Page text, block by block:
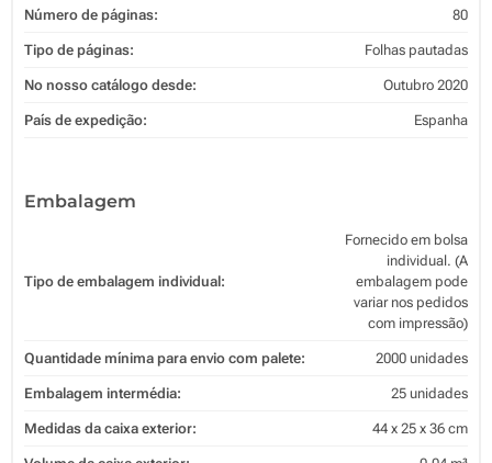
Número de páginas: 80
Tipo de páginas: Folhas pautadas
No nosso catálogo desde: Outubro 2020
País de expedição: Espanha
Embalagem
Tipo de embalagem individual:
Fornecido em bolsa
individual. (A
embalagem pode
variar nos pedidos
com impressão)
Quantidade mínima para envio com palete: 2000 unidades
Embalagem intermédia: 25 unidades
Medidas da caixa exterior: 44 x 25 x 36 cm